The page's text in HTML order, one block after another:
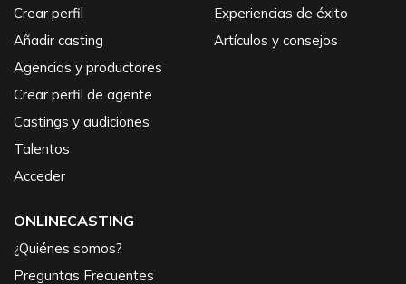
Crear perfil
Añadir casting
Agencias y productores
Crear perfil de agente
Castings y audiciones
Talentos
Acceder
Experiencias de éxito
Artículos y consejos
ONLINECASTING
¿Quiénes somos?
Preguntas Frecuentes